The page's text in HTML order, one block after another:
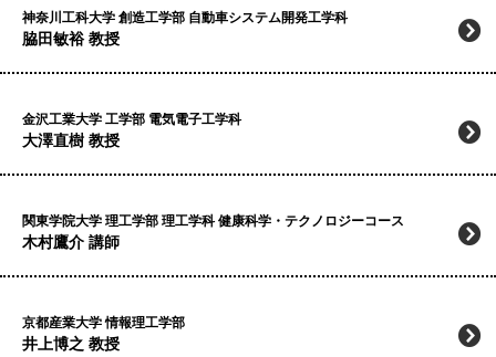
神奈川工科大学 創造工学部 自動車システム開発工学科
脇田敏裕 教授
金沢工業大学 工学部 電気電子工学科
大澤直樹 教授
関東学院大学 理工学部 理工学科 健康科学・テクノロジーコース
木村鷹介 講師
京都産業大学 情報理工学部
井上博之 教授